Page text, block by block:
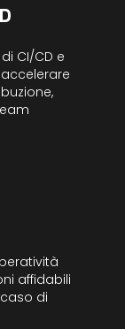
CI/CD e
affidabili
di